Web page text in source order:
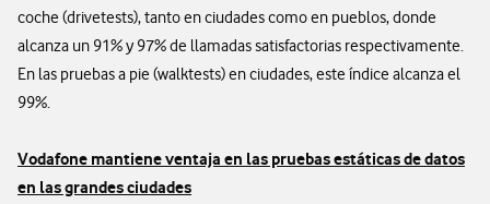
coche (drivetests), tanto en ciudades como en pueblos, donde
alcanza un 91% y 97% de llamadas satisfactorias respectivamente.
En las pruebas a pie (walktests) en ciudades, este índice alcanza el
99%.
Vodafone mantiene ventaja en las pruebas estáticas de datos
en las grandes ciudades